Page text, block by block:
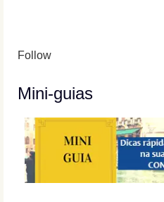
Follow
Mini-guias